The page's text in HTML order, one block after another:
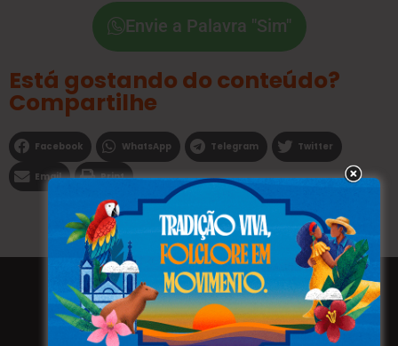
Envie a Palavra "Sim"
Está gostando do conteúdo?
Compartilhe
Facebook WhatsApp Telegram Twitter
Email Print
Todos os direitos reservados a WEBFAVORITA.COM.BR